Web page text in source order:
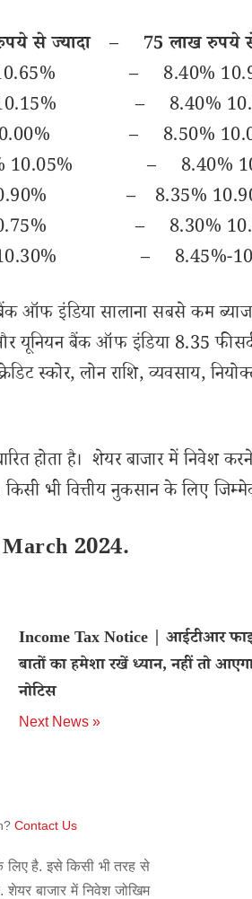
से ज्यादा– 75 लाख रुपये
– 8.40%
10.15% – 8.40%
10.00% – 8.50%
– 8.40%
10.90% – 8.35%
– 8.30%
– 8.45%-
ऑफ इंडिया सालाना सबसे कम
और यूनियन बैंक ऑफ इंडिया 8.35
स्कोर, लोन राशि, व्यवसाय,
होता है। शेयर बाजार में निवेश
भी वित्तीय नुकसान के लिए
2024.
Income Tax Notice | आईटीआर
बातों का हमेशा रखें ध्यान, नहीं तो
नोटिस
Next News »
Contact Us
लिए है. इसे किसी भी तरह से
शेयर बाजार में निवेश जोखिम